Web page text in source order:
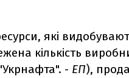
які
кількість
- ЕП),